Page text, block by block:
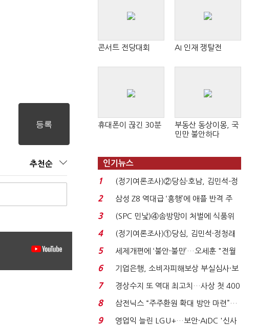
추천순
콘서트 전당대회 AI 인재 쟁탈전
휴대폰이 끊긴 30분
부동산 동상이몽, 국
민만 불안하다
인기뉴스
1
(정기여론조사)②당심·호남, 김민석-정
청래 '초접전'...
2
삼성 Z8 역대급 ‘흥행’에 애플 반격 주
목…9월 ‘폴...
3
(SPC 민낯)④솜방망이 처벌에 식품위
생법 위반 반복...
4
(정기여론조사)①당심, 김민석·정청래
'초접전'…대통령 ...
5
세제개편에 ‘불안·불만’…오세훈 "전월
세 구하기 더 ...
6
기업은행, 소비자피해보상 부실심사·보
이스피싱 공시 ...
7
경상수지 또 역대 최고치…사상 첫 400
억달러에 '3% 성...
8
삼전닉스 “주주환원 확대 방안 마련”…
로이터에 성명...
9
영업익 늘린 LGU+…보안·AIDC '신사